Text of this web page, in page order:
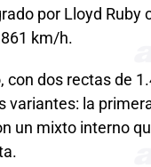
por Lloyd Ruby
km/h.
con dos rectas de
variantes: la
un mixto interno